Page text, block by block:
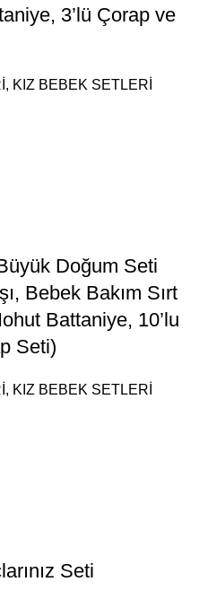
3’lü Çorap ve
, KIZ BEBEK SETLERİ
Doğum Seti
Bebek Bakım Sırt
Battaniye, 10’lu
Seti)
, KIZ BEBEK SETLERİ
Seti